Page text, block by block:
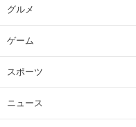
グルメ
ゲーム
スポーツ
ニュース